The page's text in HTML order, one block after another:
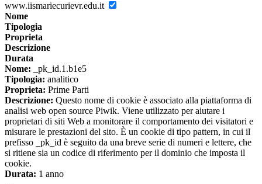
www.iismariecurievr.edu.it
Nome
Tipologia
Proprieta
Descrizione
Durata
Nome: _pk_id.1.b1e5
Tipologia: analitico
Proprieta: Prime Parti
Descrizione: Questo nome di cookie è associato alla piattaforma di
analisi web open source Piwik. Viene utilizzato per aiutare i
proprietari di siti Web a monitorare il comportamento dei visitatori e
misurare le prestazioni del sito. È un cookie di tipo pattern, in cui il
prefisso _pk_id è seguito da una breve serie di numeri e lettere, che
si ritiene sia un codice di riferimento per il dominio che imposta il
cookie.
Durata: 1 anno